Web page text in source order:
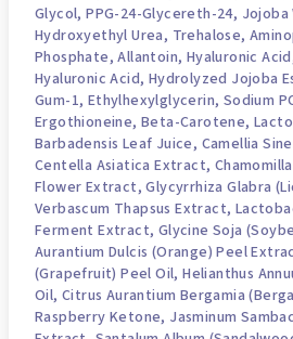
Glycol, PPG-24-Glycereth-24,
Hydroxyethyl Urea, Trehalose,
Phosphate, Allantoin, Hyaluronic
Hyaluronic Acid, Hydrolyzed Jojoba
Gum-1, Ethylhexylglycerin, Sodium
Ergothioneine, Beta-Carotene,
Barbadensis Leaf Juice, Camellia
Centella Asiatica Extract,
Flower Extract, Glycyrrhiza Glabra
Verbascum Thapsus Extract,
Ferment Extract, Glycine Soja
Aurantium Dulcis (Orange) Peel
(Grapefruit) Peel Oil,Helianthus
Oil, Citrus Aurantium Bergamia
Raspberry Ketone, Jasminum